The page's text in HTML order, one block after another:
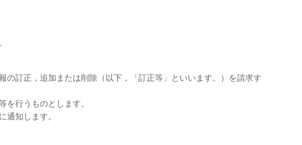
訂正，追加または削除（以下，「訂正等」といいます。）を請求す
行うものとします。
知します。